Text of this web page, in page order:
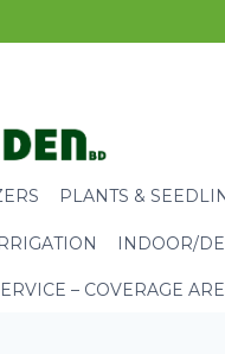
PLANTS &
INDOOR/
– COVERAGE